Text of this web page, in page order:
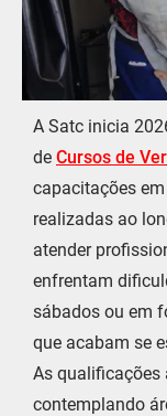
A Satc inicia
de Cursos de
capacitações
realizadas ao
atender
enfrentam
sábados ou em
que acabam se
As qualificações
contemplando